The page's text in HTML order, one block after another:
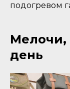
подогревом
Мелочи,
день